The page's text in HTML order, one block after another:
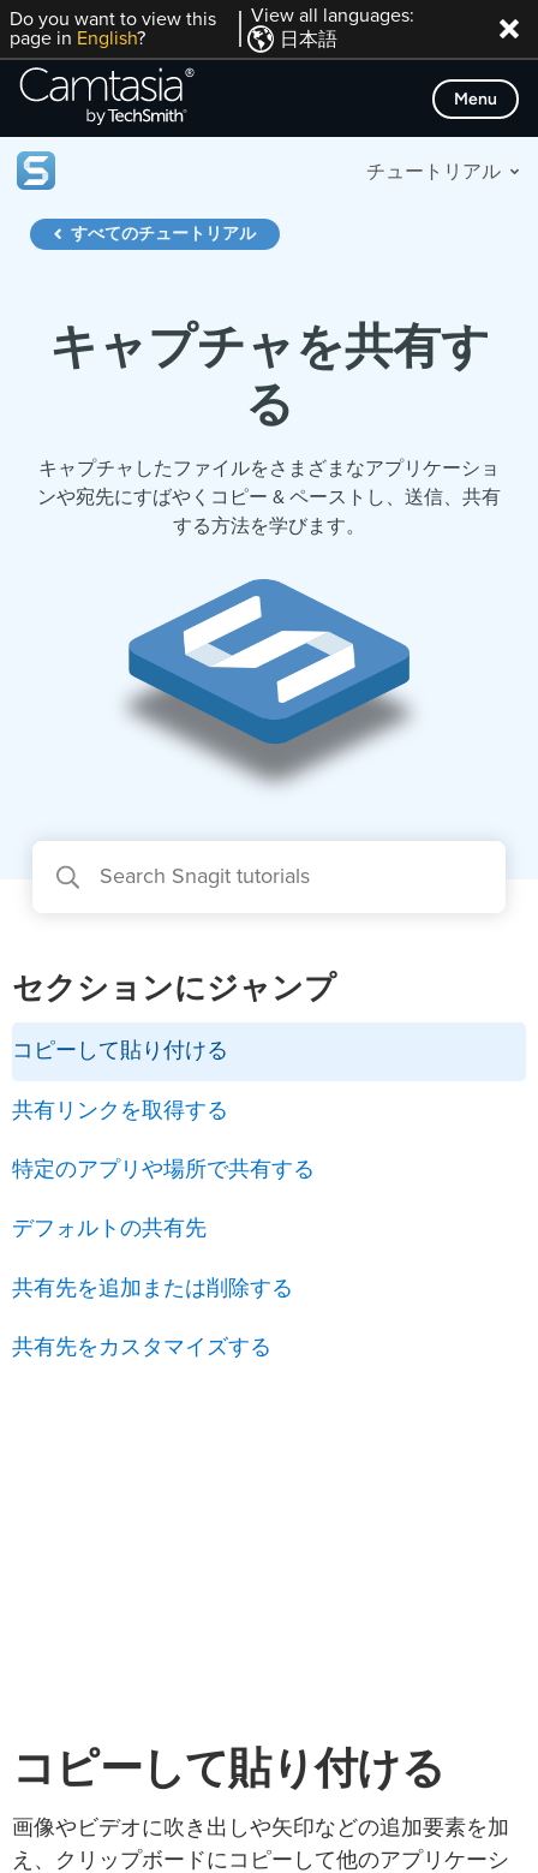
Skip
to
content
Do you want to view this
page in English?
View all languages:
日本語
Menu
チュートリアル
すべてのチュートリアル
キャプチャを共有す
る
キャプチャしたファイルをさまざまなアプリケーショ
ンや宛先にすばやくコピー & ペーストし、送信、共有
する方法を学びます。
コピーして貼り付ける
画像やビデオに吹き出しや矢印などの追加要素を加
え、クリップボードにコピーして他のアプリケーシ
セクションにジャンプ
コピーして貼り付ける
共有リンクを取得する
特定のアプリや場所で共有する
デフォルトの共有先
共有先を追加または削除する
共有先をカスタマイズする